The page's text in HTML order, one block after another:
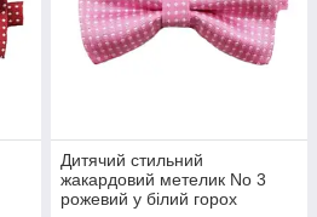
Дитячий стильний
жакардовий метелик No 3
рожевий у білий горох